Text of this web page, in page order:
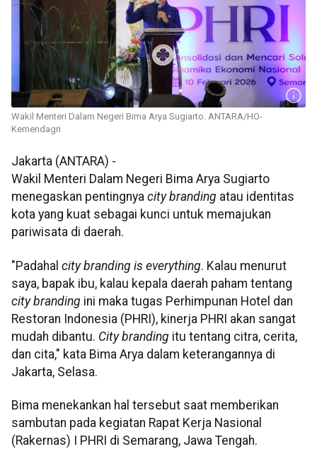
Wakil Menteri Dalam Negeri Bima Arya Sugiarto. ANTARA/HO-
Kemendagri
Jakarta (ANTARA) -
Wakil Menteri Dalam Negeri Bima Arya Sugiarto
menegaskan pentingnya city branding atau identitas
kota yang kuat sebagai kunci untuk memajukan
pariwisata di daerah.
"Padahal city branding is everything. Kalau menurut
saya, bapak ibu, kalau kepala daerah paham tentang
city branding ini maka tugas Perhimpunan Hotel dan
Restoran Indonesia (PHRI), kinerja PHRI akan sangat
mudah dibantu. City branding itu tentang citra, cerita,
dan cita," kata Bima Arya dalam keterangannya di
Jakarta, Selasa.
Bima menekankan hal tersebut saat memberikan
sambutan pada kegiatan Rapat Kerja Nasional
(Rakernas) I PHRI di Semarang, Jawa Tengah.